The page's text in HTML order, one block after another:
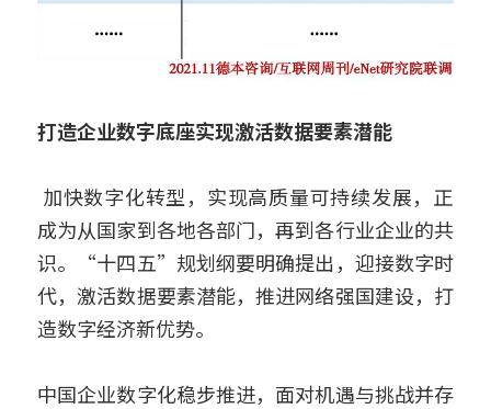
打造企业数字底座实现激活数据要素潜能
成为从国家到各地各部门，再到各行业企业的共
识。“十四五”规划纲要明确提出，迎接数字时
代，激活数据要素潜能，推进网络强国建设，打
造数字经济新优势。
中国企业数字化稳步推进，面对机遇与挑战并存